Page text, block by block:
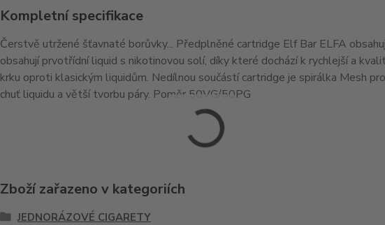
Kompletní specifikace
Čerstvě utržené šťavnaté borůvky... Předplněné cartridge Elf Bar ELFA
obsahují prvotřídní liquid s nikotinovou solí, díky které dochází k rychlejší a
krku oproti klasickým liquidům. Nedílnou součástí cartridge je spirálka Mesh
chuť liquidu a větší tvorbu páry. Poměr 50VG/50PG
Zboží zařazeno v kategoriích
JEDNORÁZOVÉ CIGARETY